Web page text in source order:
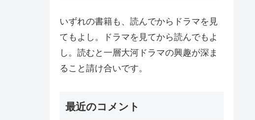
いずれの書籍も、読んでからドラマを見
てもよし。ドラマを見てから読んでもよ
し。読むと一層大河ドラマの興趣が深ま
ること請け合いです。
最近のコメント